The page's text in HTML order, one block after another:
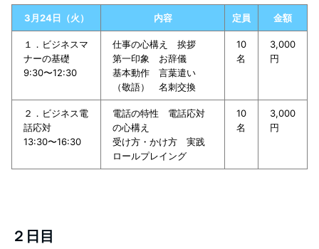
3月24日（火） 内容 定員 金額
１．ビジネスマ
ナーの基礎
9:30〜12:30
仕事の心構え 挨拶
第一印象 お辞儀
基本動作 言葉遣い
（敬語） 名刺交換
10
名
3,000
円
２．ビジネス電
話応対
13:30〜16:30
電話の特性 電話応対
の心構え
受け方・かけ方 実践
ロールプレイング
10
名
3,000
円
２日目